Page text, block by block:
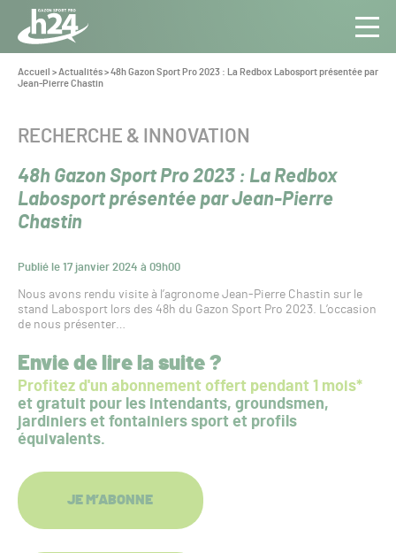
Panneau de gestion des cookies
Aller au contenu
Toute
l’info
du Gazon
Vous
êtes
Accueil >Actualités>48h Gazon Sport Pro 2023 : La Redbox Labosport présentée par
Jean-Pierre Chastin
48h Gazon Sport Pro 2023 : La Redbox
Labosport présentée par Jean-Pierre
Chastin
Publié le 17 janvier 2024 à 09h00
CATÉGORIE :
RECHERCHE & INNOVATION
Nous avons rendu visite à l’agronome Jean-Pierre Chastin sur le
stand Labosport lors des 48h du Gazon Sport Pro 2023. L’occasion
de nous présenter…
Envie de lire la suite ?
Profitez d'un abonnement offert pendant 1 mois*
et gratuit pour les intendants, groundsmen,
jardiniers et fontainiers sport et profils
équivalents.
JE M’ABONNE